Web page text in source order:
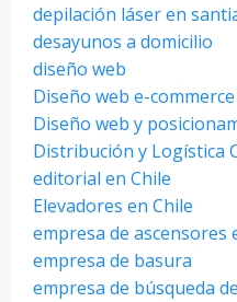
depilación láser en
desayunos a domicilio
diseño web
Diseño web e-commerce
Diseño web y
Distribución y Logística
editorial en Chile
Elevadores en Chile
empresa de ascensores
empresa de basura
empresa de búsqueda